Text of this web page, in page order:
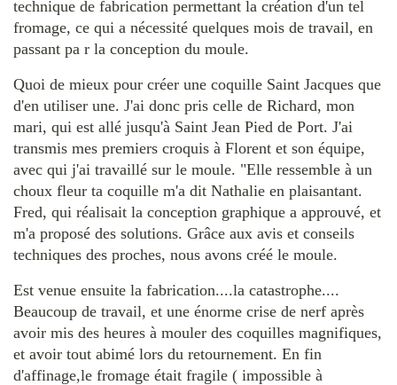
technique de fabrication permettant la création d'un tel
fromage, ce qui a nécessité quelques mois de travail, en
passant pa r la conception du moule.
Quoi de mieux pour créer une coquille Saint Jacques que
d'en utiliser une. J'ai donc pris celle de Richard, mon
mari, qui est allé jusqu'à Saint Jean Pied de Port. J'ai
transmis mes premiers croquis à Florent et son équipe,
avec qui j'ai travaillé sur le moule. "Elle ressemble à un
choux fleur ta coquille m'a dit Nathalie en plaisantant.
Fred, qui réalisait la conception graphique a approuvé, et
m'a proposé des solutions. Grâce aux avis et conseils
techniques des proches, nous avons créé le moule.
Est venue ensuite la fabrication....la catastrophe....
Beaucoup de travail, et une énorme crise de nerf après
avoir mis des heures à mouler des coquilles magnifiques,
et avoir tout abimé lors du retournement. En fin
d'affinage,le fromage était fragile ( impossible à